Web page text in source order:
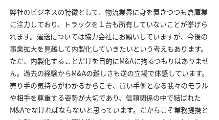
弊社のビジネスの特徴として、物流業界に身を置きつつも倉庫業
に注力しており、トラックを１台も所有していないことが挙げら
れます。運送については協力会社にお願いしていますが、今後の
事業拡大を見越して内製化していきたいという考えもあります。
ただ、内製化することだけを目的にM&Aに拘るつもりはありませ
ん。過去の経験からM&Aの難しさも逆の立場で体感しています。
売り手の気持ちがわかるからこそ、買い手側となる我々のモラル
や相手を尊重する姿勢が大切であり、信頼関係の中で結ばれた
M&Aでなければならないと思っています。だからこそ業務提携と